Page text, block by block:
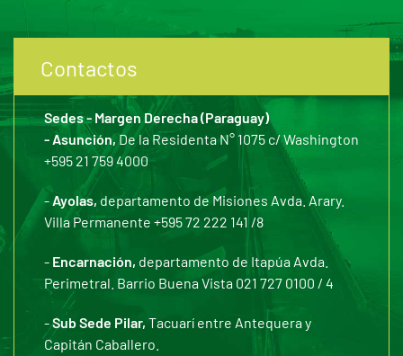
Contactos
Sedes - Margen Derecha (Paraguay)
- Asunción, De la Residenta N° 1075 c/ Washington
+595 21 759 4000
-Ayolas, departamento de Misiones Avda. Arary.
Villa Permanente +595 72 222 141 /8
- Encarnación, departamento de Itapúa Avda.
Perimetral. Barrio Buena Vista 021 727 0100 / 4
-Sub Sede Pilar, Tacuarí entre Antequera y
Capitán Caballero.